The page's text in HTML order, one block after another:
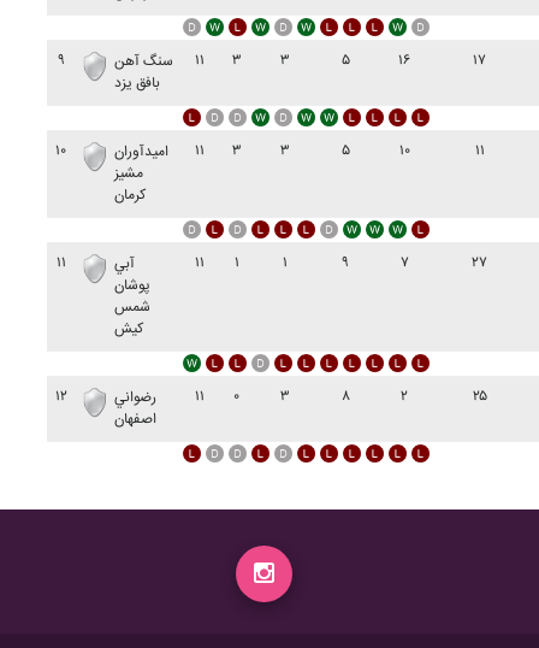
۹
سنگ آهن
بافق يزد
۱۱ ۳ ۳ ۵ ۱۶ ۱۷
۱۰
اميدآوران
مشيز
کرمان
۱۱ ۳ ۳ ۵ ۱۰ ۱۱
۱۱
آبي
پوشان
شمس
کيش
۱۱ ۱ ۱ ۹ ۷ ۲۷
۱۲
رضواني
اصفهان
۱۱ ۰ ۳ ۸ ۲ ۲۵